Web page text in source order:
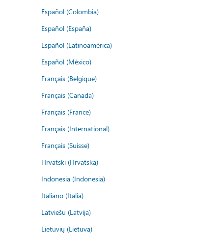
Español (Colombia)
Español (España)
Español (Latinoamérica)
Español (México)
Français (Belgique)
Français (Canada)
Français (France)
Français (International)
Français (Suisse)
Hrvatski (Hrvatska)
Indonesia (Indonesia)
Italiano (Italia)
Latviešu (Latvija)
Lietuvių (Lietuva)